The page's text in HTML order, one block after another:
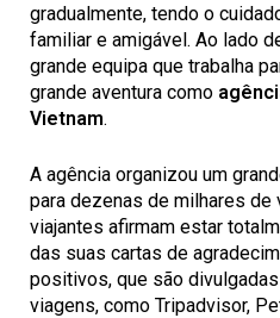
gradualmente, tendo o
familiar e amigável. Ao lado
grande equipa que trabalha
grande aventura como
Vietnam.
A agência organizou um
para dezenas de milhares de
viajantes afirmam estar
das suas cartas de
positivos, que são
viagens, como Tripadvisor,